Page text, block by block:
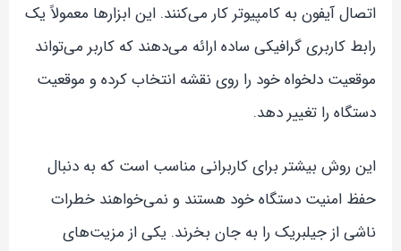
اتصال آیفون به کامپیوتر کار می‌کنند. این ابزارها معمولاً یک
رابط کاربری گرافیکی ساده ارائه می‌دهند که کاربر می‌تواند
موقعیت دلخواه خود را روی نقشه انتخاب کرده و موقعیت
دستگاه را تغییر دهد.
این روش بیشتر برای کاربرانی مناسب است که به دنبال
حفظ امنیت دستگاه خود هستند و نمی‌خواهند خطرات
ناشی از جیلبریک را به جان بخرند. یکی از مزیت‌های